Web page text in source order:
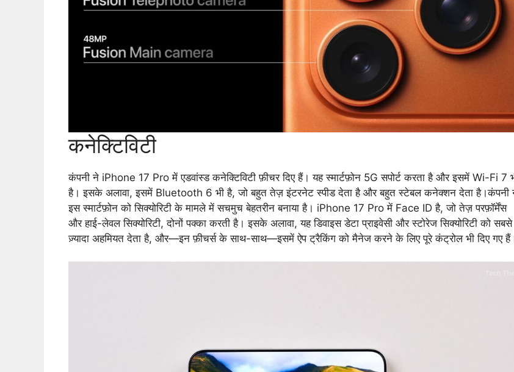
कनेक्टिविटी
कंपनी ने iPhone 17 Pro में एडवांस्ड कनेक्टिविटी फ़ीचर दिए हैं। यह स्मार्टफ़ोन 5G सपोर्ट करता है और इसमें Wi-Fi 7
है। इसके अलावा, इसमें Bluetooth 6 भी है, जो बहुत तेज़ इंटरनेट स्पीड देता है और बहुत स्टेबल कनेक्शन देता है।कंपनी
इस स्मार्टफ़ोन को सिक्योरिटी के मामले में सचमुच बेहतरीन बनाया है। iPhone 17 Pro में Face ID है, जो तेज़ परफ़ॉर्मेंस
और हाई-लेवल सिक्योरिटी, दोनों पक्का करती है। इसके अलावा, यह डिवाइस डेटा प्राइवेसी और स्टोरेज सिक्योरिटी को सबसे
ज़्यादा अहमियत देता है, और—इन फ़ीचर्स के साथ-साथ—इसमें ऐप ट्रैकिंग को मैनेज करने के लिए पूरे कंट्रोल भी दिए गए